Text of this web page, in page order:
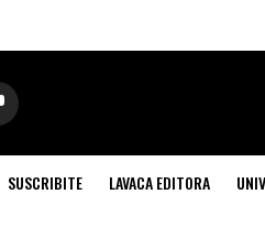
SUSCRIBITE LAVACA EDITORA